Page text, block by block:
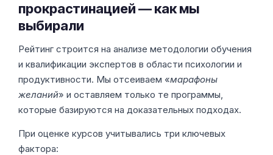
прокрастинацией — как мы
выбирали
Рейтинг строится на анализе методологии обучения
и квалификации экспертов в области психологии и
продуктивности. Мы отсеиваем «марафоны
желаний» и оставляем только те программы,
которые базируются на доказательных подходах.
При оценке курсов учитывались три ключевых
фактора: